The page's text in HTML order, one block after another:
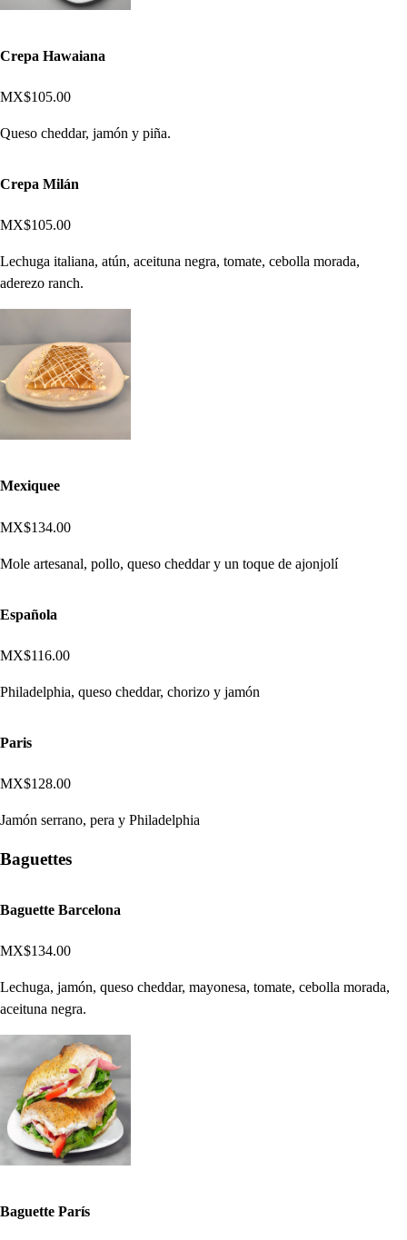
Crepa Hawaiana
MX$105.00
Queso cheddar, jamón y piña.
Crepa Milán
MX$105.00
Lechuga italiana, atún, aceituna negra, tomate, cebolla morada,
aderezo ranch.
Mexiquee
MX$134.00
Mole artesanal, pollo, queso cheddar y un toque de ajonjolí
Española
MX$116.00
Philadelphia, queso cheddar, chorizo y jamón
Paris
MX$128.00
Jamón serrano, pera y Philadelphia
Baguettes
Baguette Barcelona
MX$134.00
Lechuga, jamón, queso cheddar, mayonesa, tomate, cebolla morada,
aceituna negra.
Baguette París